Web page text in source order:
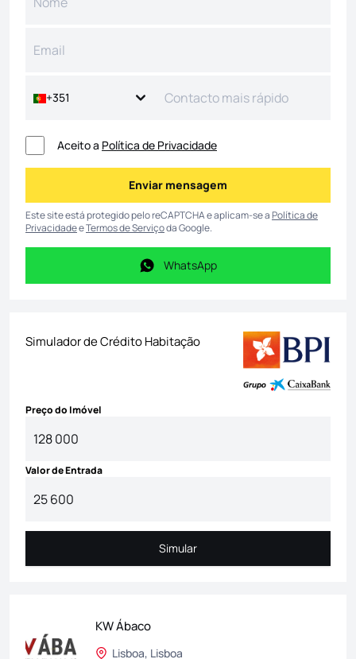
+351
Aceito a Política de Privacidade
Enviar mensagem
Enviar mensagem
Este site está protegido pelo reCAPTCHA e aplicam-se aPolítica de
PrivacidadeeTermos de Serviçoda Google.
WhatsApp
WhatsApp
Simulador de Crédito Habitação
Preço do Imóvel
Valor de Entrada
Simular
Simular
KW Ábaco
Lisboa, Lisboa